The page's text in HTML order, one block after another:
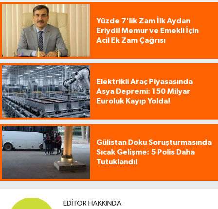
Yüzde 7'lik Zam İlk Aydan
Eriydi! Memur ve Emekli İçin
Acil Ek Zam Çağrısı
Elektrikli Araç Piyasasında
Asya Depremi: 150 Milyar
Euroluk Kayıp Yolda!
Gülistan Doku Soruşturmasında
Sıcak Gelişme: 5 Polis Daha
Tutuklandı!
EDITÖR HAKKINDA